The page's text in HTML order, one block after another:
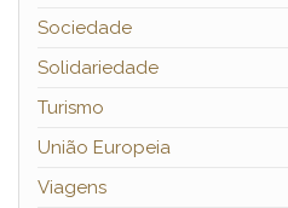
Sociedade
Solidariedade
Turismo
União Europeia
Viagens